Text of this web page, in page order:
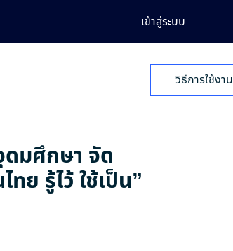
เข้าสู่ระบบ
วิธีการใช้งาน
ดมศึกษา จัด
ย รู้ไว้ ใช้เป็น”